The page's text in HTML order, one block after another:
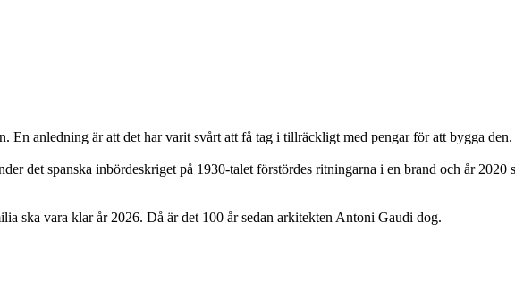
anledning är att det har varit svårt att få tag i tillräckligt med pengar för att bygga den.
det spanska inbördeskriget på 1930-talet förstördes ritningarna i en brand och år 2020
ska vara klar år 2026. Då är det 100 år sedan arkitekten Antoni Gaudi dog.